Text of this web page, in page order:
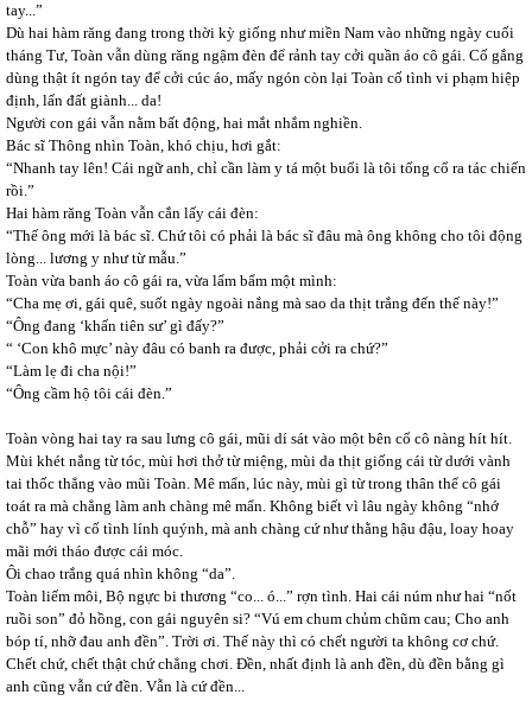
tay...”
Dù hai hàm răng đang trong thời kỳ giống như miền Nam vào những ngày cuối
tháng Tư, Toàn vẫn dùng răng ngậm đèn để rảnh tay cởi quần áo cô gái. Cố gắng
dùng thật ít ngón tay để cởi cúc áo, mấy ngón còn lại Toàn cố tình vi phạm hiệp
định, lấn đất giành... da!
Người con gái vẫn nằm bất động, hai mắt nhắm nghiền.
Bác sĩ Thông nhìn Toàn, khó chịu, hơi gắt:
“Nhanh tay lên! Cái ngữ anh, chỉ cần làm y tá một buổi là tôi tống cổ ra tác chiến
rồi.”
Hai hàm răng Toàn vẫn cắn lấy cái đèn:
“Thế ông mới là bác sĩ. Chứ tôi có phải là bác sĩ đâu mà ông không cho tôi động
lòng... lương y như từ mẫu.”
Toàn vừa banh áo cô gái ra, vừa lẩm bẩm một mình:
“Cha mẹ ơi, gái quê, suốt ngày ngoài nắng mà sao da thịt trắng đến thế này!”
“Ông đang ‘khấn tiên sư’ gì đấy?”
“ ‘Con khô mực’ này đâu có banh ra được, phải cởi ra chứ?”
“Làm lẹ đi cha nội!”
“Ông cầm hộ tôi cái đèn.”
Toàn vòng hai tay ra sau lưng cô gái, mũi dí sát vào một bên cổ cô nàng hít hít.
Mùi khét nắng từ tóc, mùi hơi thở từ miệng, mùi da thịt giống cái từ dưới vành
tai thốc thẳng vào mũi Toàn. Mê mẩn, lúc này, mùi gì từ trong thân thể cô gái
toát ra mà chẳng làm anh chàng mê mẩn. Không biết vì lâu ngày không “nhớ
chỗ” hay vì cố tình lính quýnh, mà anh chàng cứ như thằng hậu đậu, loay hoay
mãi mới tháo được cái móc.
Ôi chao trắng quá nhìn không “da”.
Toàn liếm môi, Bộ ngực bi thương “co... ó...” rợn tình. Hai cái núm như hai “nốt
ruồi son” đỏ hồng, con gái nguyên si? “Vú em chum chủm chũm cau; Cho anh
bóp tí, nhỡ đau anh đền”. Trời ơi. Thế này thì có chết người ta không cơ chứ.
Chết chứ, chết thật chứ chẳng chơi. Đền, nhất định là anh đền, dù đền bằng gì
anh cũng vẫn cứ đền. Vẫn là cứ đền...